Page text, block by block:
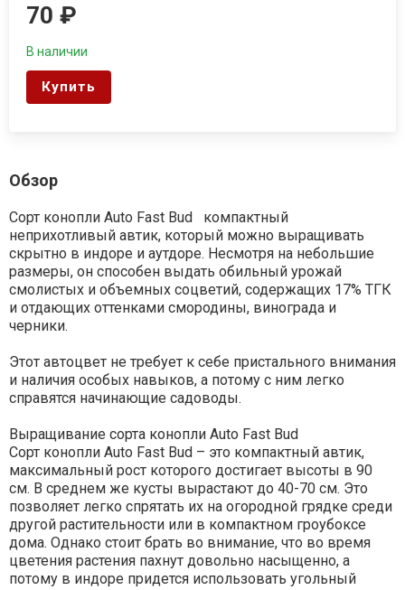
70₽
В наличии
Купить
Обзор
Сорт конопли Auto Fast Bud компактный
неприхотливый автик, который можно выращивать
скрытно в индоре и аутдоре. Несмотря на небольшие
размеры, он способен выдать обильный урожай
смолистых и объемных соцветий, содержащих 17% ТГК
и отдающих оттенками смородины, винограда и
черники.
Этот автоцвет не требует к себе пристального внимания
и наличия особых навыков, а потому с ним легко
справятся начинающие садоводы.
Выращивание сорта конопли Auto Fast Bud
Сорт конопли Auto Fast Bud – это компактный автик,
максимальный рост которого достигает высоты в 90
см. В среднем же кусты вырастают до 40-70 см. Это
позволяет легко спрятать их на огородной грядке среди
другой растительности или в компактном гроубоксе
дома. Однако стоит брать во внимание, что во время
цветения растения пахнут довольно насыщенно, а
потому в индоре придется использовать угольный